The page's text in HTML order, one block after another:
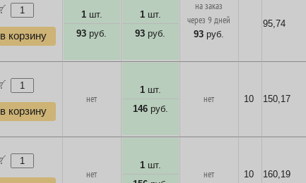
в корзину
1шт.
93 руб.
1шт.
93 руб.
на заказ
через 9 дней
93 руб.
95,74
в корзину
нет
1шт.
146руб.
нет 10 150,17
нет
1шт.
нет 10 160,19